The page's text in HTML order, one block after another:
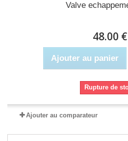
Valve
48.00 €
Ajouter au panier
Rupture de
Ajouter au comparateur